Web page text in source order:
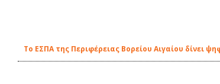
Το ΕΣΠΑ της Περιφέρειας Βορείου Αιγαίου δίνει